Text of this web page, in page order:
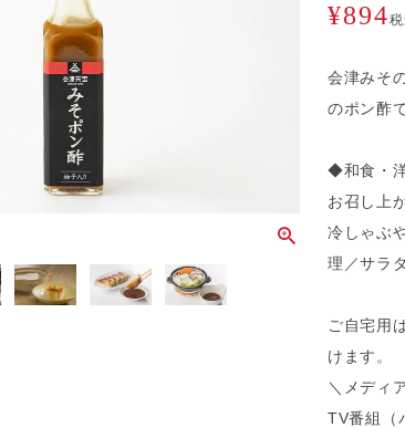
¥894
会津みそ
のポン酢
◆和食・
お召し上
冷しゃぶ
理／サラ
ご自宅用
けます。
＼メディ
TV番組（